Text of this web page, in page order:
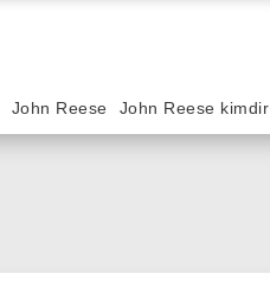
John Reese John Reese kimdir